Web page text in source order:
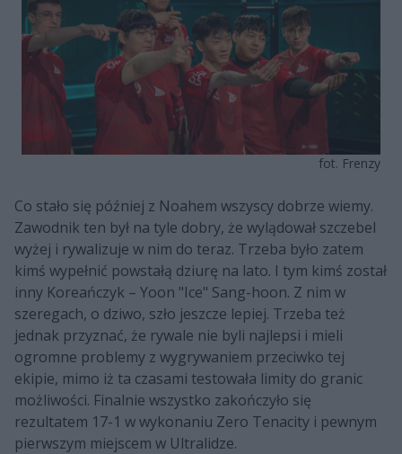
fot. Frenzy
Co stało się później z Noahem wszyscy dobrze wiemy.
Zawodnik ten był na tyle dobry, że wylądował szczebel
wyżej i rywalizuje w nim do teraz. Trzeba było zatem
kimś wypełnić powstałą dziurę na lato. I tym kimś został
inny Koreańczyk – Yoon "Ice" Sang-hoon. Z nim w
szeregach, o dziwo, szło jeszcze lepiej. Trzeba też
jednak przyznać, że rywale nie byli najlepsi i mieli
ogromne problemy z wygrywaniem przeciwko tej
ekipie, mimo iż ta czasami testowała limity do granic
możliwości. Finalnie wszystko zakończyło się
rezultatem 17-1 w wykonaniu Zero Tenacity i pewnym
pierwszym miejscem w Ultralidze.